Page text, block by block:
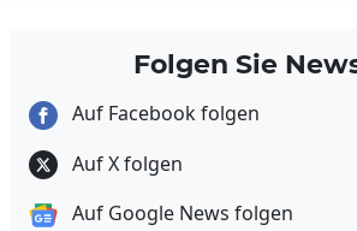
Folgen Sie
Auf Facebook folgen
Auf X folgen
Auf Google News folgen